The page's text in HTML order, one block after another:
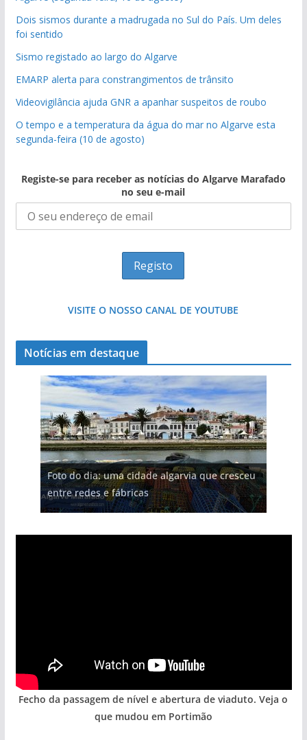
Dois sismos durante a madrugada no Sul do País. Um deles
foi sentido
Sismo registado ao largo do Algarve
EMARP alerta para constrangimentos de trânsito
Videovigilância ajuda GNR a apanhar suspeitos de roubo
O tempo e a temperatura da água do mar no Algarve esta
segunda-feira (10 de agosto)
Registe-se para receber as notícias do Algarve Marafado
no seu e-mail
VISITE O NOSSO CANAL DE YOUTUBE
Notícias em destaque
Foto do dia: uma cidade algarvia que cresceu
entre redes e fábricas
Fecho da passagem de nível e abertura de viaduto. Veja o
que mudou em Portimão